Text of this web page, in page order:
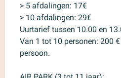
> 5 afdalingen: 17€
> 10 afdalingen: 29€
Uurtarief tussen 10.00 en
Van 1 tot 10 personen: 200
persoon.